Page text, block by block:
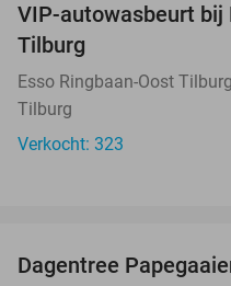
VIP-autowasbeurt bij
Tilburg
Esso Ringbaan-Oost Tilburg
Tilburg
Verkocht: 323
Dagentree